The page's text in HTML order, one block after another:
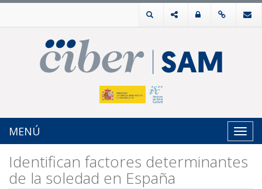
MENÚ
Identifican factores determinantes
de la soledad en España